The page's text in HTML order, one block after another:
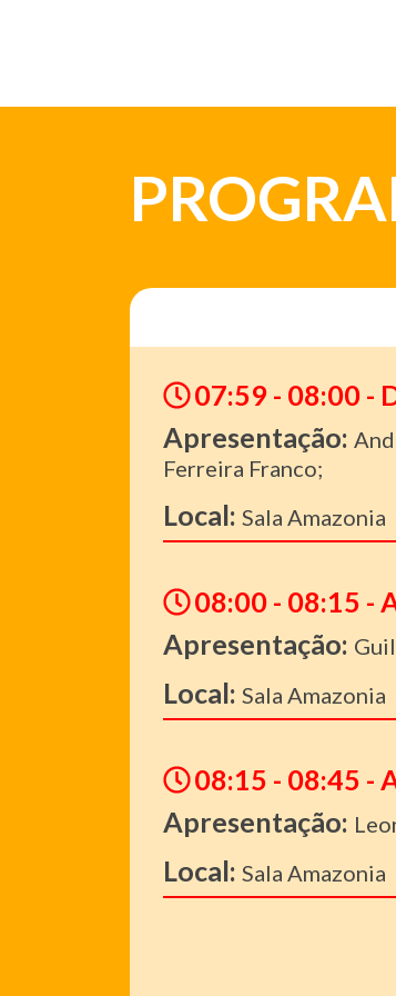
07:59 - 08:00 -
Apresentação:
Ferreira Franco;
Local: Sala Amazonia
08:00 - 08:15 -
Apresentação:
Local: Sala Amazonia
08:15 - 08:45 -
Apresentação:
Local: Sala Amazonia